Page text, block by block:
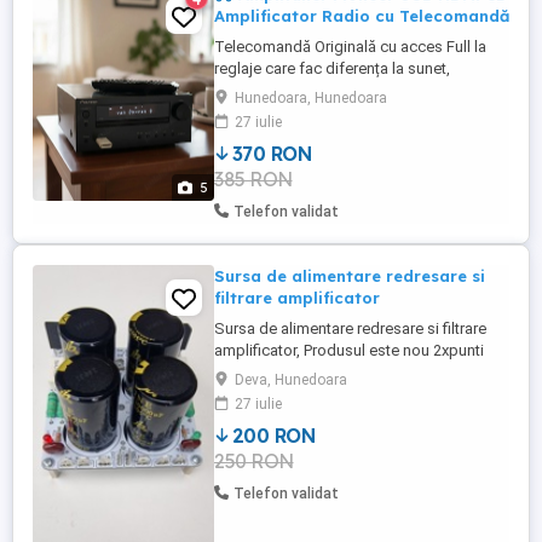
5
Amplificator Radio cu Telecomandă
Telecomandă Originală cu acces Full la
reglaje care fac diferența la sunet,
memorare canale radio ! Putere 2x30W
RMS; Reglaj Bass, Înalte Buton Extra Bas
Intrare USB Player RW-CD, DVD VIDEO,
iPod, iPhone, iPad, DivX Intrare RCA Ieșire
HDMi Ieșire jack 3,5 mm pentru căști
audio; Ieșire digitală Coaxial DOLBY-
DIGITAL Tuner ...
Hunedoara, Hunedoara
27 iulie
370 RON
385 RON
Telefon validat
Sursa de alimentare redresare si
filtrare amplificator
Sursa de alimentare redresare si filtrare
amplificator, Produsul este nou 2xpunti
redresoare 25Amperi-condensatori
4x10000Mf-63V
Deva, Hunedoara
27 iulie
200 RON
250 RON
Telefon validat